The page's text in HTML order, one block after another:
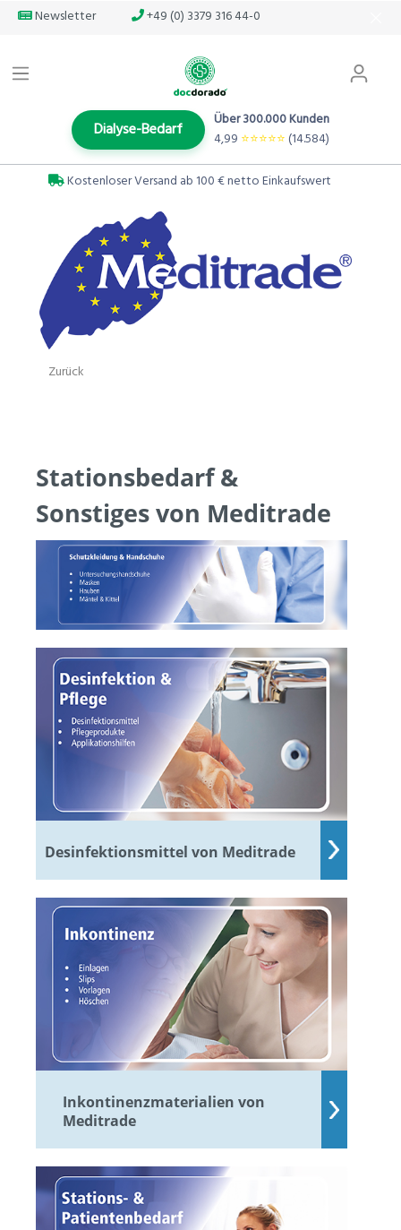
Newsletter +49 (0) 3379 316 44-0
Dialyse-Bedarf
Über 300.000 Kunden
4,99 ⭐️⭐️⭐️⭐️⭐️(14.584)
Kostenloser Versand ab 100 € netto Einkaufswert
Zurück
Stationsbedarf &
Sonstiges von Meditrade
Desinfektionsmittel von Meditrade
Inkontinenzmaterialien von
Meditrade